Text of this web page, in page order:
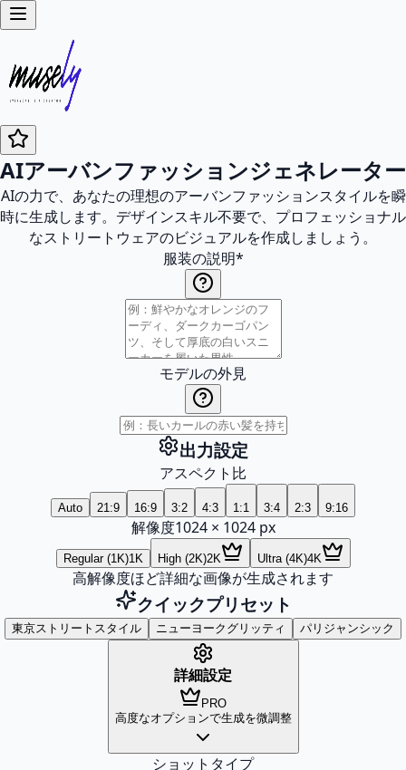
AIアーバンファッションジェネレーター
AIの力で、あなたの理想のアーバンファッションスタイルを瞬
時に生成します。デザインスキル不要で、プロフェッショナル
なストリートウェアのビジュアルを作成しましょう。
服装の説明*
モデルの外見
出力設定
アスペクト比
Auto 21:9 16:9 3:2 4:3 1:1 3:4 2:3 9:16
解像度1024× 1024px
Regular (1K)1K High (2K)2K Ultra (4K)4K
高解像度ほど詳細な画像が生成されます
クイックプリセット
東京ストリートスタイル ニューヨークグリッティ パリジャンシック
詳細設定
PRO
高度なオプションで生成を微調整
ショットタイプ